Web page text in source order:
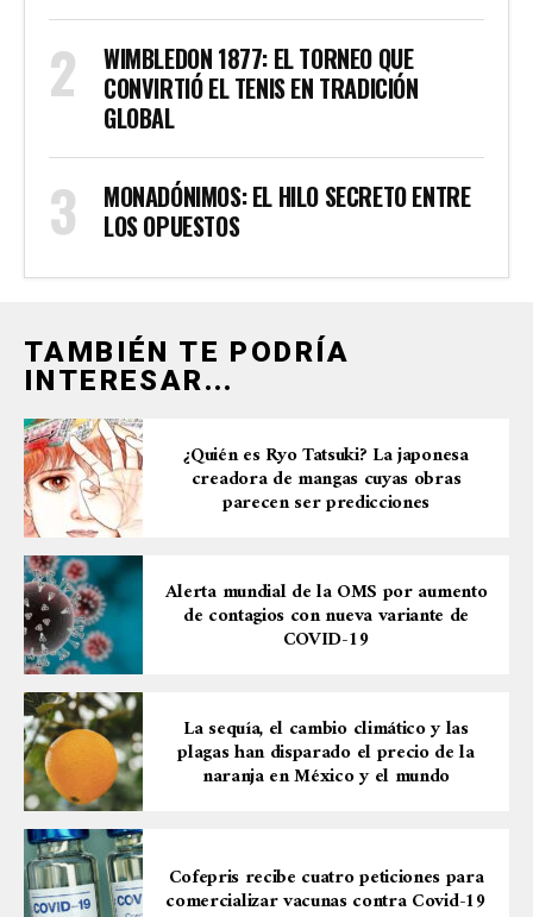
WIMBLEDON 1877: EL TORNEO QUE
CONVIRTIÓ EL TENIS EN TRADICIÓN
GLOBAL
MONADÓNIMOS: EL HILO SECRETO ENTRE
LOS OPUESTOS
TAMBIÉN TE PODRÍA
INTERESAR...
¿Quién es Ryo Tatsuki? La japonesa
creadora de mangas cuyas obras
parecen ser predicciones
Alerta mundial de la OMS por aumento
de contagios con nueva variante de
COVID-19
La sequía, el cambio climático y las
plagas han disparado el precio de la
naranja en México y el mundo
Cofepris recibe cuatro peticiones para
comercializar vacunas contra Covid-19